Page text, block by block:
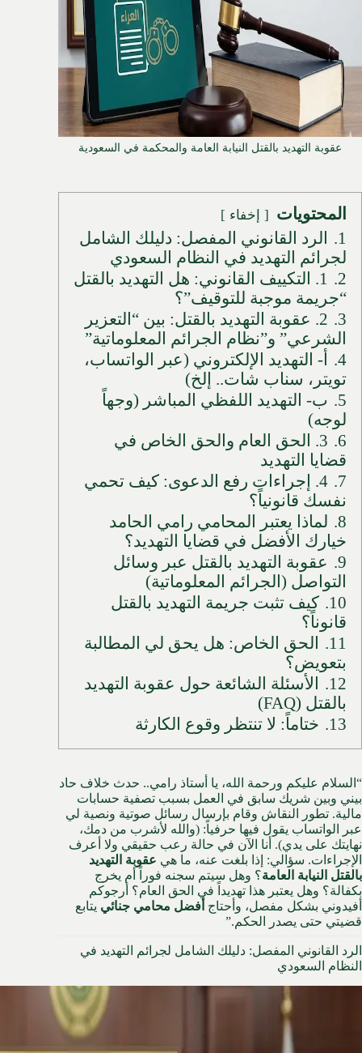
عقوبة التهديد بالقتل النيابة العامة والمحكمة في السعودية
المحتويات إخفاء
1.
الرد القانوني المفصل: دليلك الشامل
لجرائم التهديد في النظام السعودي
2.
1. التكييف القانوني: هل التهديد بالقتل
“جريمة موجبة للتوقيف”؟
3.
2. عقوبة التهديد بالقتل: بين “التعزير
الشرعي” و”نظام الجرائم المعلوماتية”
4.
أ- التهديد الإلكتروني (عبر الواتساب،
تويتر، سناب شات.. إلخ)
5.
ب- التهديد اللفظي المباشر (وجهاً
لوجه)
6.
3. الحق العام والحق الخاص في
قضايا التهديد
7.
4. إجراءات رفع الدعوى: كيف تحمي
نفسك قانونياً؟
8. لماذا يعتبر المحامي رامي الحامد
خيارك الأفضل في قضايا التهديد؟
9.
عقوبة التهديد بالقتل عبر وسائل
التواصل (الجرائم المعلوماتية)
10.
كيف تثبت جريمة التهديد بالقتل
قانوناً؟
11.
الحق الخاص: هل يحق لي المطالبة
بتعويض؟
12.
الأسئلة الشائعة حول عقوبة التهديد
بالقتل (FAQ)
13.
ختاماً: لا تنتظر وقوع الكارثة
“السلام عليكم ورحمة الله، يا أستاذ رامي.. حدث خلاف حاد
بيني وبين شريك سابق في العمل بسبب تصفية حسابات
مالية. تطور النقاش وقام بإرسال رسائل صوتية ونصية لي
عبر الواتساب يقول فيها حرفياً: (والله لأشرب من دمك،
نهايتك على يدي). أنا الآن في حالة رعب حقيقي ولا أعرف
الإجراءات. سؤالي: إذا بلغت عنه، ما هي عقوبة التهديد
بالقتل النيابة العامة؟ وهل سيتم سجنه فوراً أم يخرج
بكفالة؟ وهل يعتبر هذا تهديداً في الحق العام؟ أرجوكم
أفيدوني بشكل مفصل، وأحتاج أفضل محامي جنائي يتابع
قضيتي حتى يصدر الحكم.”
الرد القانوني المفصل: دليلك الشامل لجرائم التهديد في
النظام السعودي